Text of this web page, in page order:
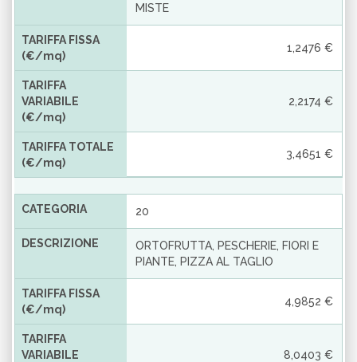
MISTE
TARIFFA FISSA
(€/mq)
1,2476 €
TARIFFA
VARIABILE
(€/mq)
2,2174 €
TARIFFA TOTALE
(€/mq)
3,4651 €
CATEGORIA 20
DESCRIZIONE
ORTOFRUTTA, PESCHERIE, FIORI E
PIANTE, PIZZA AL TAGLIO
TARIFFA FISSA
(€/mq)
4,9852 €
TARIFFA
VARIABILE
8,0403 €